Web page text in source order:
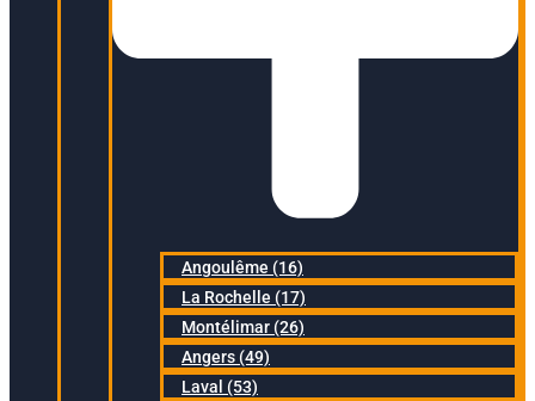
Angoulême (16)
La Rochelle (17)
Montélimar (26)
Angers (49)
Laval (53)